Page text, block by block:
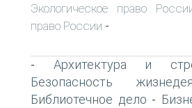
Экологическое право
право России -
- Архитектура и
Безопасность
Библиотечное дело -